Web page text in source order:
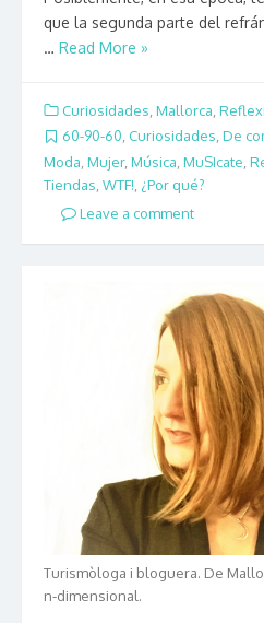
que la segunda parte del
… Read More »
Curiosidades Mallorca
60-90-60, Curiosidades, De
Moda Mujer, Música MuSIcate
Tiendas WTF! ¿Por qué?
Leave a comment
Turismòloga i bloguera. De
n-dimensional.